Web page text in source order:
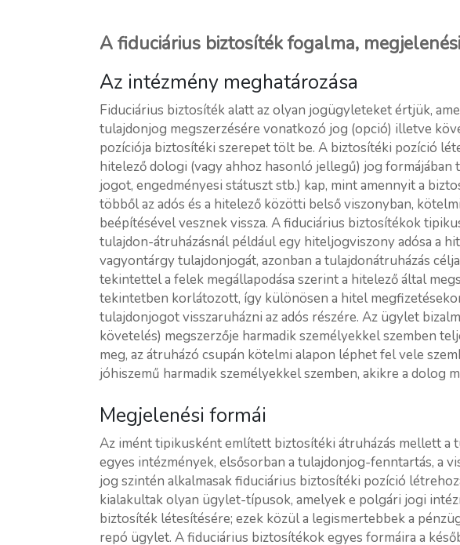
A fiduciárius biztosíték fogalma,
Az intézmény meghatározása
Fiduciárius biztosíték alatt az olyan jogügyleteket értjük,
tulajdonjog megszerzésére vonatkozó jog (opció) illetve
pozíciója biztosítéki szerepet tölt be. A biztosítéki pozíció
hitelező dologi (vagy ahhoz hasonló jellegű) jog
jogot, engedményesi státuszt stb.) kap, mint amennyit a
többől az adós és a hitelező közötti belső viszonyban,
beépítésével vesznek vissza. A fiduciárius biztosítékok
tulajdon-átruházásnál például egy hiteljogviszony adósa a
vagyontárgy tulajdonjogát, azonban a tulajdonátruházás
tekintettel a felek megállapodása szerint a hitelező által
tekintetben korlátozott, így különösen a hitel
tulajdonjogot visszaruházni az adós részére. Az ügylet
követelés) megszerzője harmadik személyekkel szemben
meg, az átruházó csupán kötelmi alapon léphet fel vele
jóhiszemű harmadik személyekkel szemben, akikre a dolog
Megjelenési formái
Az imént tipikusként említett biztosítéki átruházás mellett a
egyes intézmények, elsősorban a tulajdonjog-fenntartás, a
jog szintén alkalmasak fiduciárius biztosítéki pozíció
kialakultak olyan ügylet-típusok, amelyek e polgári jogi
biztosíték létesítésére; ezek közül a legismertebbek a
repó ügylet. A fiduciárius biztosítékok egyes formáira a